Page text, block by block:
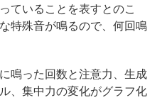
ていることを表すとのこ
特殊音が鳴るので、何回鳴
鳴った回数と注意力、生成
、集中力の変化がグラフ化